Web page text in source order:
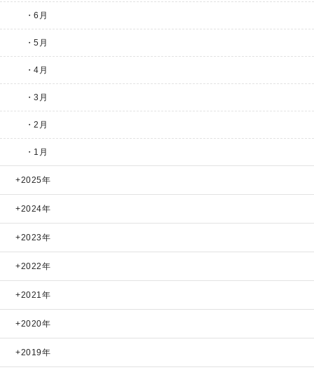
・6月
・5月
・4月
・3月
・2月
・1月
2025年
2024年
2023年
2022年
2021年
2020年
2019年